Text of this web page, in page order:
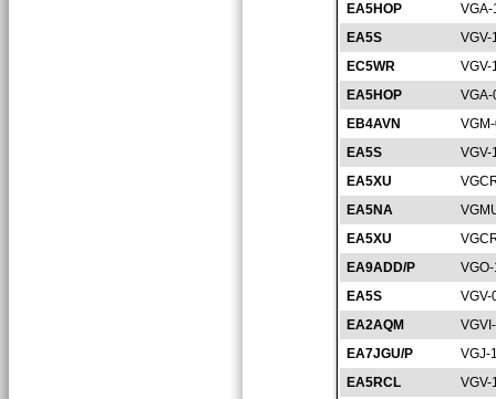
EA5HOP
EA5S
VGV-
EC5WR
VGV-
EA5HOP
EB4AVN
EA5S
VGV-
EA5XU
EA5NA
EA5XU
EA9ADD/P
EA5S
VGV-
EA2AQM
EA7JGU/P
VGJ-
EA5RCL
VGV-